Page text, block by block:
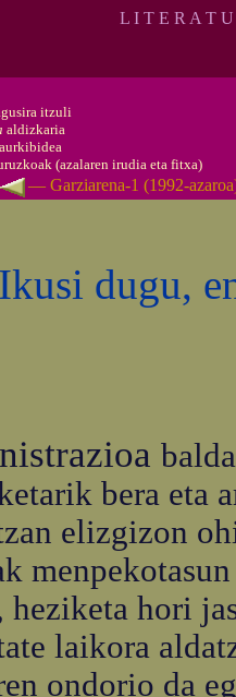
L I T E R A T
itzuli
aldizkaria
(azalaren irudia eta fitxa)
— Garziarena-1 (1992-
Ikusi dugu,
bera eta
elizgizon
heziketa hori
laikora
ondorio da